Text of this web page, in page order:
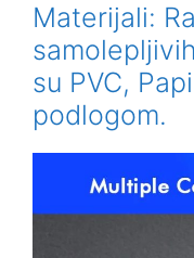
Materijali:
su PVC,
podlogom.